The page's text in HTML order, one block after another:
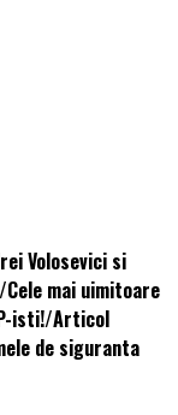
Volosevici si
mai uimitoare
isti!/Articol
de siguranta